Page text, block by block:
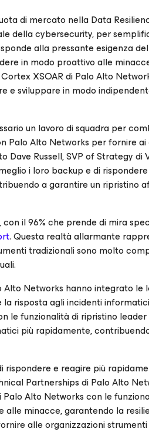
di mercato nella Data
della cybersecurity, per
alla pressante esigenza
in modo proattivo alle
XSOAR di Palo Alto
e sviluppare in modo
un lavoro di squadra per
Palo Alto Networks per fornire
Russell, SVP of Strategy di
i loro backup e di
a garantire un ripristino
il 96% che prende di mira
. Questa realtà allarmante
tradizionali sono molto
Networks hanno integrato le
risposta agli incidenti
le funzionalità di ripristino
più rapidamente,
rispondere e reagire più
Partnerships di Palo Alto
Alto Networks con le
alle minacce, garantendo la
alle organizzazioni